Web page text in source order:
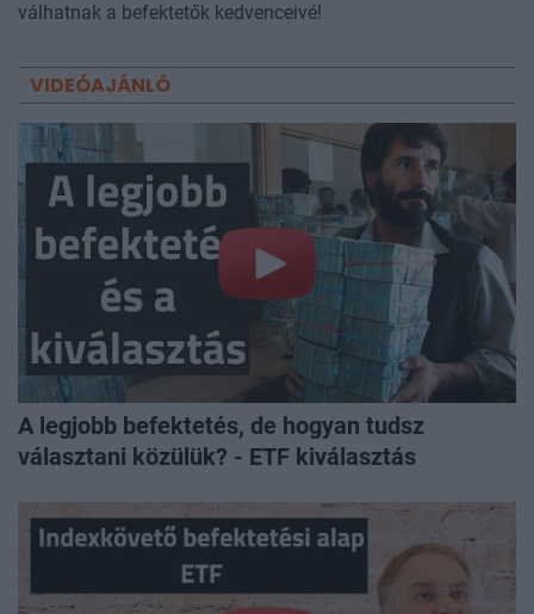
válhatnak a befektetők kedvenceivé!
VIDEÓAJÁNLÓ
A legjobb befektetés, de hogyan tudsz
választani közülük? - ETF kiválasztás